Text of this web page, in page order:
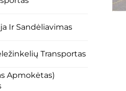
Ir Sandėliavimas
Transportas
Apmokėtas)